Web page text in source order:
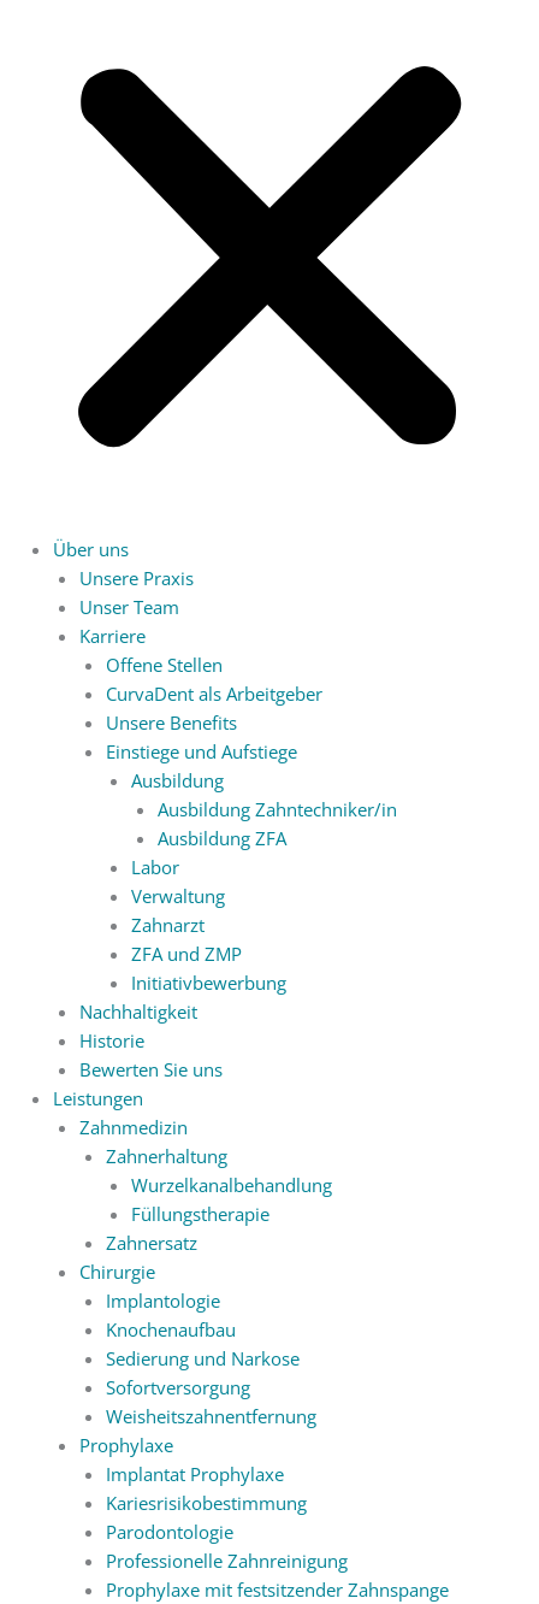
Über uns
Unsere Praxis
Unser Team
Karriere
Offene Stellen
CurvaDent als Arbeitgeber
Unsere Benefits
Einstiege und Aufstiege
Ausbildung
Ausbildung Zahntechniker/in
Ausbildung ZFA
Labor
Verwaltung
Zahnarzt
ZFA und ZMP
Initiativbewerbung
Nachhaltigkeit
Historie
Bewerten Sie uns
Leistungen
Zahnmedizin
Zahnerhaltung
Wurzelkanalbehandlung
Füllungstherapie
Zahnersatz
Chirurgie
Implantologie
Knochenaufbau
Sedierung und Narkose
Sofortversorgung
Weisheitszahnentfernung
Prophylaxe
Implantat Prophylaxe
Kariesrisikobestimmung
Parodontologie
Professionelle Zahnreinigung
Prophylaxe mit festsitzender Zahnspange